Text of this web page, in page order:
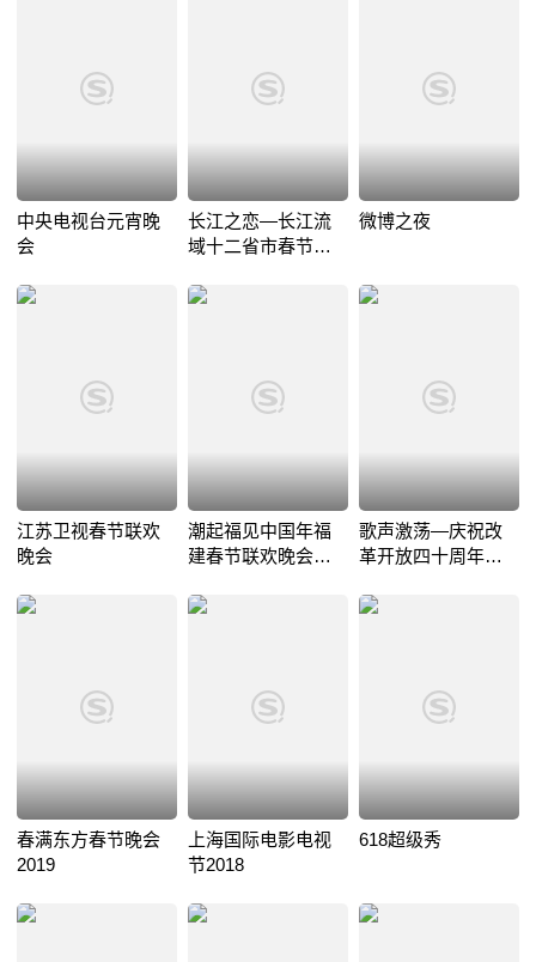
中央电视台元宵晚
会
长江之恋—长江流
域十二省市春节联
微博之夜
江苏卫视春节联欢
晚会
潮起福见中国年福
建春节联欢晚会
歌声激荡—庆祝改
革开放四十周年中
春满东方春节晚会
2019
上海国际电影电视
节2018
618超级秀